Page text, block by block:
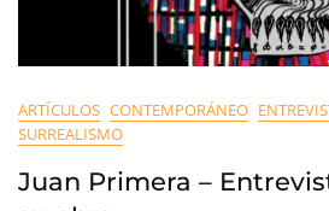
ARTÍCULOS CONTEMPORÁNEO
SURREALISMO
Juan Primera –